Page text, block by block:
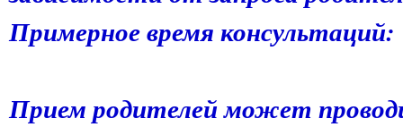
Примерное время
Прием родителей может